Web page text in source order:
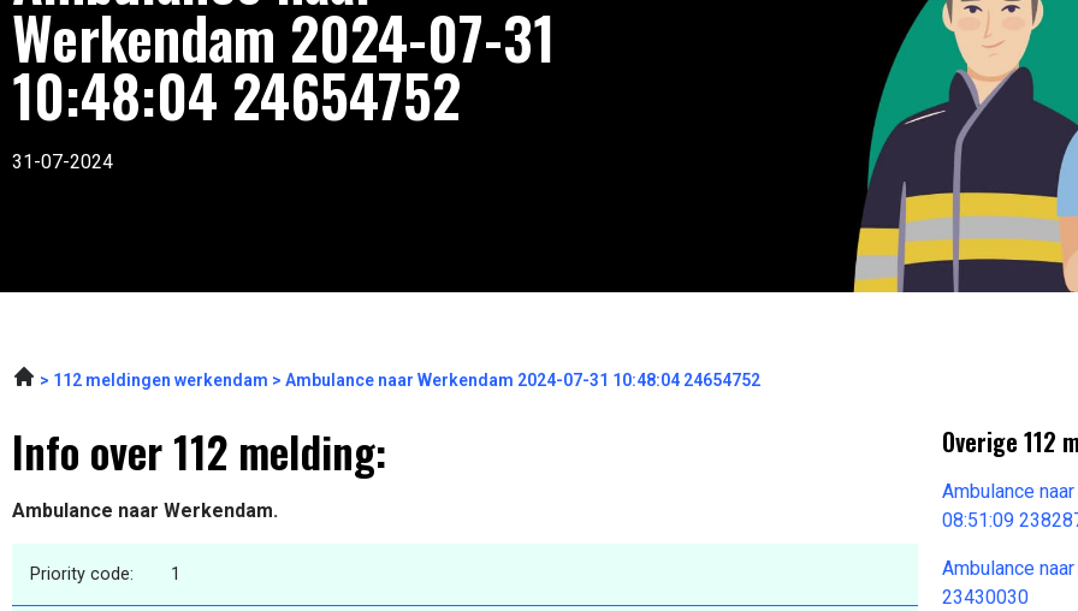
Werkendam 2024-07-31
10:48:04 24654752
31-07-2024
112 meldingen werkendam Ambulance naar Werkendam 2024-07-31 10:48:04 24654752
Info over 112 melding:
Ambulance naar Werkendam.
Priority code: 1
Overige 112
Ambulance
08:51:09
Ambulance
23430030